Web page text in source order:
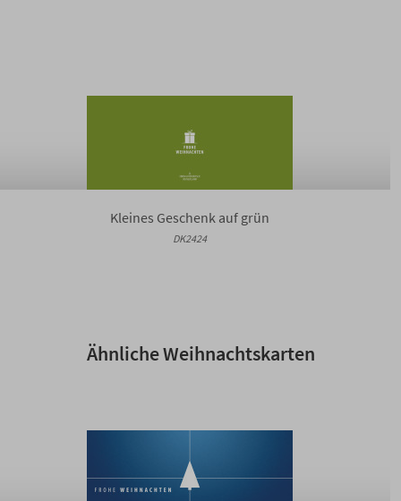
Kleines Geschenk auf grün
DK2424
Ähnliche Weihnachtskarten